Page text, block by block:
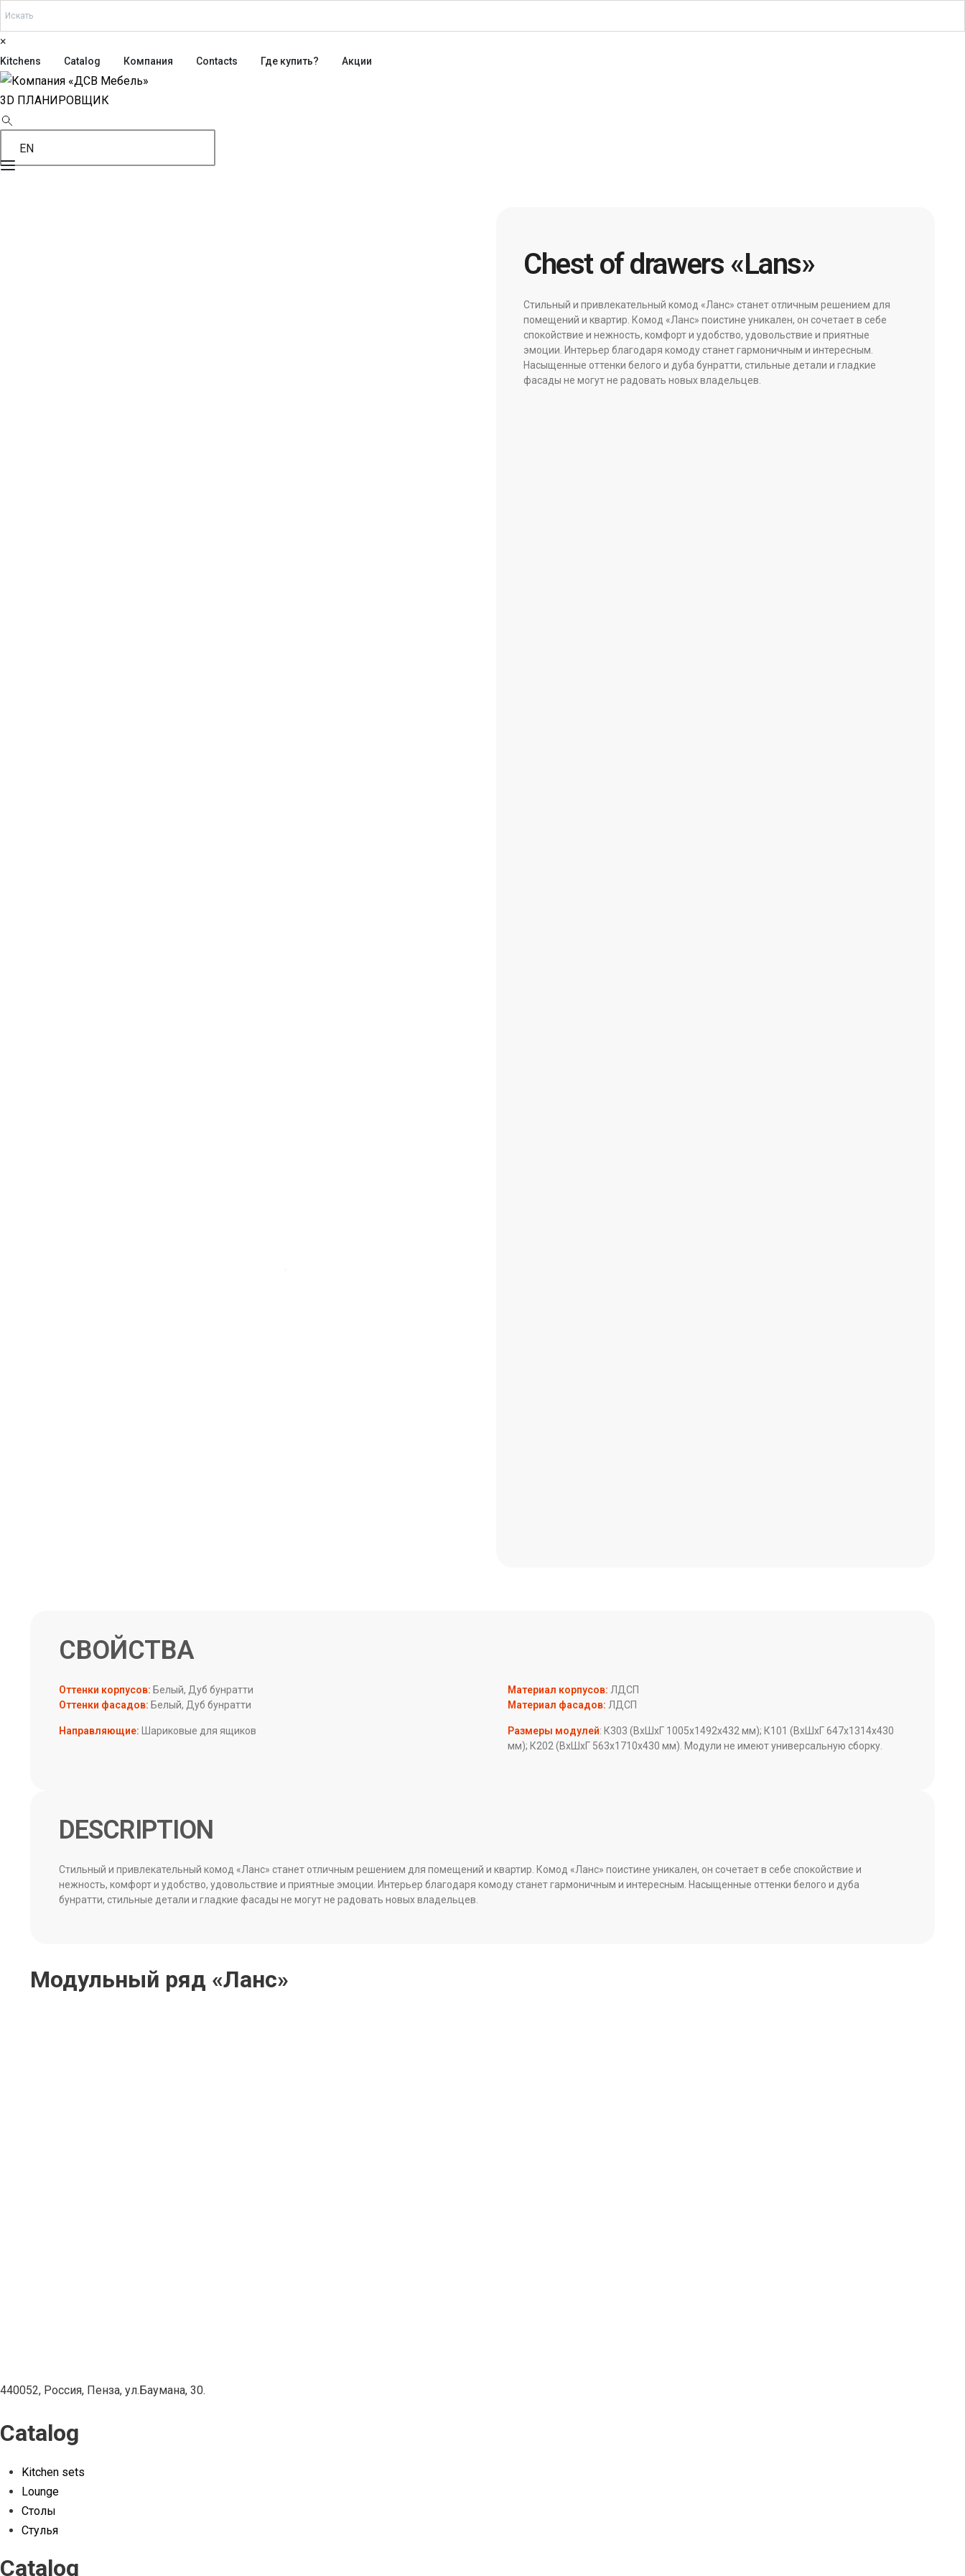
×
Kitchens Catalog Компания Contacts Где купить? Акции
3D ПЛАНИРОВЩИК
EN
Chest of drawers «Lans»
Стильный и привлекательный комод «Ланс» станет отличным решением для
помещений и квартир. Комод «Ланс» поистине уникален, он сочетает в себе
спокойствие и нежность, комфорт и удобство, удовольствие и приятные
эмоции. Интерьер благодаря комоду станет гармоничным и интересным.
Насыщенные оттенки белого и дуба бунратти, стильные детали и гладкие
фасады не могут не радовать новых владельцев.
DESCRIPTION
Стильный и привлекательный комод «Ланс» станет отличным решением для помещений и квартир. Комод «Ланс» поистине уникален, он сочетает в себе спокойствие и
нежность, комфорт и удобство, удовольствие и приятные эмоции. Интерьер благодаря комоду станет гармоничным и интересным. Насыщенные оттенки белого и дуба
бунратти, стильные детали и гладкие фасады не могут не радовать новых владельцев.
Оттенки корпусов: Белый, Дуб бунратти
Оттенки фасадов: Белый, Дуб бунратти
Материал корпусов: ЛДСП
Материал фасадов: ЛДСП
Направляющие: Шариковые для ящиков Размеры модулей: К303 (ВxШxГ 1005x1492x432 мм); К101 (ВxШxГ 647x1314x430
мм); К202 (ВxШxГ 563x1710x430 мм). Модули не имеют универсальную сборку.
Модульный ряд «Ланс»
440052, Россия, Пенза, ул.Баумана, 30.
Catalog
Kitchen sets
Lounge
Столы
Стулья
Catalog